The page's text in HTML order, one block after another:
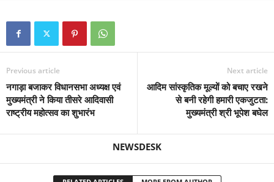
Previous article
नगाड़ा बजाकर विधानसभा अध्यक्ष एवं
मुख्यमंत्री ने किया तीसरे आदिवासी
राष्ट्रीय महोत्सव का शुभारंभ
Next article
आदिम सांस्कृतिक मूल्यों को बचाए रखने
से बनी रहेगी हमारी एकजुटता:
मुख्यमंत्री श्री भूपेश बघेल
NEWSDESK